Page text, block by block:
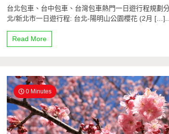
台北包車、台中包車、台灣包車熱門一日遊行程規劃
北/新北市一日遊行程: 台北-陽明山公園櫻花 (2月 […]...
Read More
0 Minutes